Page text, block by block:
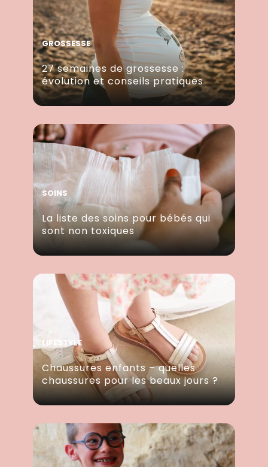
GROSSESSE
27 semaines de grossesse :
évolution et conseils pratiques
SOINS
La liste des soins pour bébés qui
sont non toxiques
LIFESTYLE
Chaussures enfants – quelles
chaussures pour les beaux jours ?